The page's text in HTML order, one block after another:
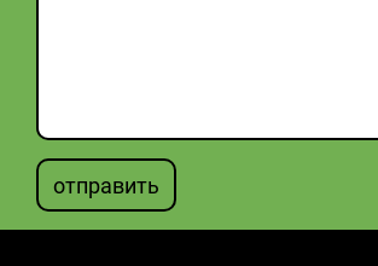
отправить